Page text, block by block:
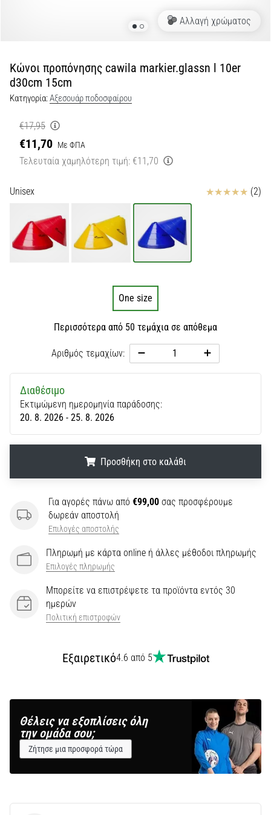
άρθρων
Αλλαγή χρώματος
Κώνοι προπόνησης cawila markier.glassn l 10er
d30cm 15cm
Κατηγορία:Αξεσουάρ ποδοσφαίρου
€17,95
€11,70 Με ΦΠΑ
Τελευταία χαμηλότερη τιμή: €11,70
Unisex Κριτικές (2)
One size
Περισσότερα από 50 τεμάχια σε απόθεμα
Αριθμός τεμαχίων:
Διαθέσιμο
Εκτιμώμενη ημερομηνία παράδοσης:
20. 8. 2026 - 25. 8. 2026
Προσθήκη στο καλάθι
Για αγορές πάνω από €99,00 σας προσφέρουμε
δωρεάν αποστολή
Επιλογές αποστολής
Πληρωμή με κάρτα online ή άλλες μέθοδοι πληρωμής
Επιλογές πληρωμής
Μπορείτε να επιστρέψετε τα προϊόντα εντός 30
ημερών
Πολιτική επιστροφών
Εξαιρετικό4.6 από 5
Θέλεις να εξοπλίσεις όλη
την ομάδα σου;
Ζήτησε μια προσφορά τώρα